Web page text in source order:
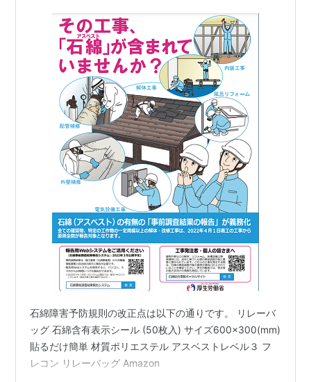
石綿障害予防規則の改正点は以下の通りです。 リレーバ
ッグ 石綿含有表示シール (50枚入) サイズ600×300(mm)
貼るだけ簡単 材質ポリエステル アスベストレベル３ フ
レコン リレーバッグ Amazon